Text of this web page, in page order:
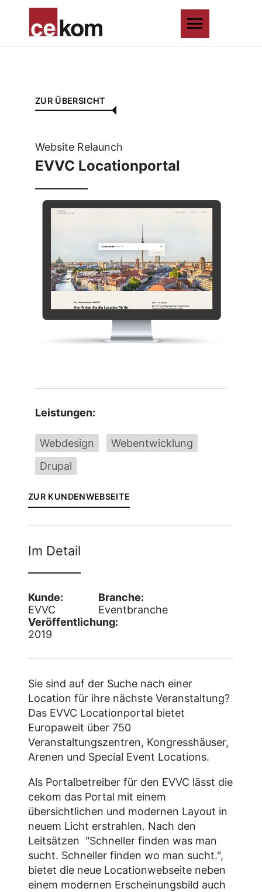
ZUR ÜBERSICHT
Website Relaunch
EVVC Locationportal
Leistungen:
Webdesign
Webentwicklung
Drupal
ZUR KUNDENWEBSEITE
Im Detail
Kunde:
EVVC
Branche:
Eventbranche
Veröffentlichung:
2019
Sie sind auf der Suche nach einer
Location für ihre nächste Veranstaltung?
Das EVVC Locationportal bietet
Europaweit über 750
Veranstaltungszentren, Kongresshäuser,
Arenen und Special Event Locations.
Als Portalbetreiber für den EVVC lässt die
cekom das Portal mit einem
übersichtlichen und modernen Layout in
neuem Licht erstrahlen. Nach den
Leitsätzen "Schneller finden was man
sucht. Schneller finden wo man sucht.",
bietet die neue Locationwebseite neben
einem modernen Erscheinungsbild auch